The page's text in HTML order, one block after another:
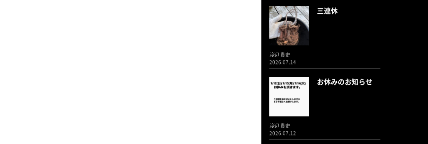
三連休
渡辺 貴史
2026.07.14
お休みのお知らせ
渡辺 貴史
2026.07.12